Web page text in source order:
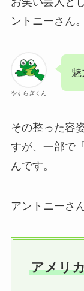
ントニーさん。
やすらぎくん
その整った容
すが、一部で「
んです。
アントニーさ
アメリ